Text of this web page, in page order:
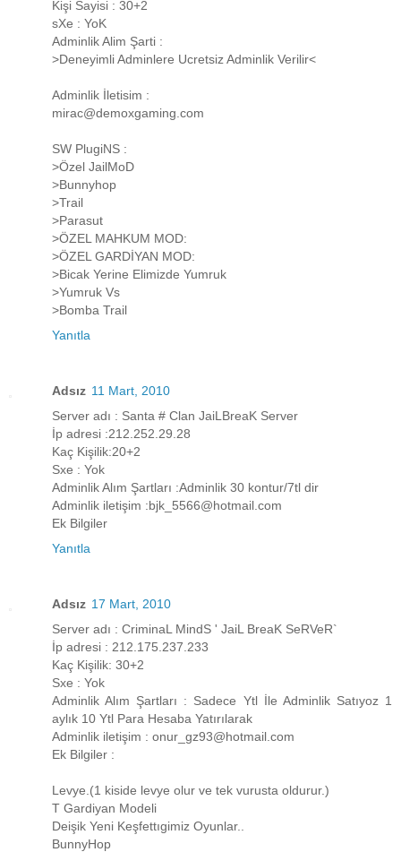
Kişi Sayisi : 30+2
sXe : YoK
Adminlik Alim Şarti :
>Deneyimli Adminlere Ucretsiz Adminlik Verilir<
Adminlik İletisim :
mirac@demoxgaming.com
SW PlugiNS :
>Özel JailMoD
>Bunnyhop
>Trail
>Parasut
>ÖZEL MAHKUM MOD:
>ÖZEL GARDİYAN MOD:
>Bicak Yerine Elimizde Yumruk
>Yumruk Vs
>Bomba Trail
Yanıtla
Adsız 11 Mart, 2010
Server adı : Santa # Clan JaiLBreaK Server
İp adresi :212.252.29.28
Kaç Kişilik:20+2
Sxe : Yok
Adminlik Alım Şartları :Adminlik 30 kontur/7tl dir
Adminlik iletişim :bjk_5566@hotmail.com
Ek Bilgiler
Yanıtla
Adsız 17 Mart, 2010
Server adı : CriminaL MindS ' JaiL BreaK SeRVeR`
İp adresi : 212.175.237.233
Kaç Kişilik: 30+2
Sxe : Yok
Adminlik Alım Şartları : Sadece Ytl İle Adminlik Satıyoz 1
aylık 10 Ytl Para Hesaba Yatırılarak
Adminlik iletişim : onur_gz93@hotmail.com
Ek Bilgiler :
Levye.(1 kiside levye olur ve tek vurusta oldurur.)
T Gardiyan Modeli
Deişik Yeni Keşfettıgimiz Oyunlar..
BunnyHop